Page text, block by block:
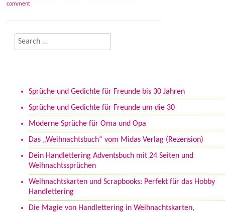
comment
Search
Sprüche und Gedichte für Freunde bis 30 Jahren
Sprüche und Gedichte für Freunde um die 30
Moderne Sprüche für Oma und Opa
Das „Weihnachtsbuch“ vom Midas Verlag (Rezension)
Dein Handlettering Adventsbuch mit 24 Seiten und
Weihnachtssprüchen
Weihnachtskarten und Scrapbooks: Perfekt für das Hobby
Handlettering
Die Magie von Handlettering in Weihnachtskarten,